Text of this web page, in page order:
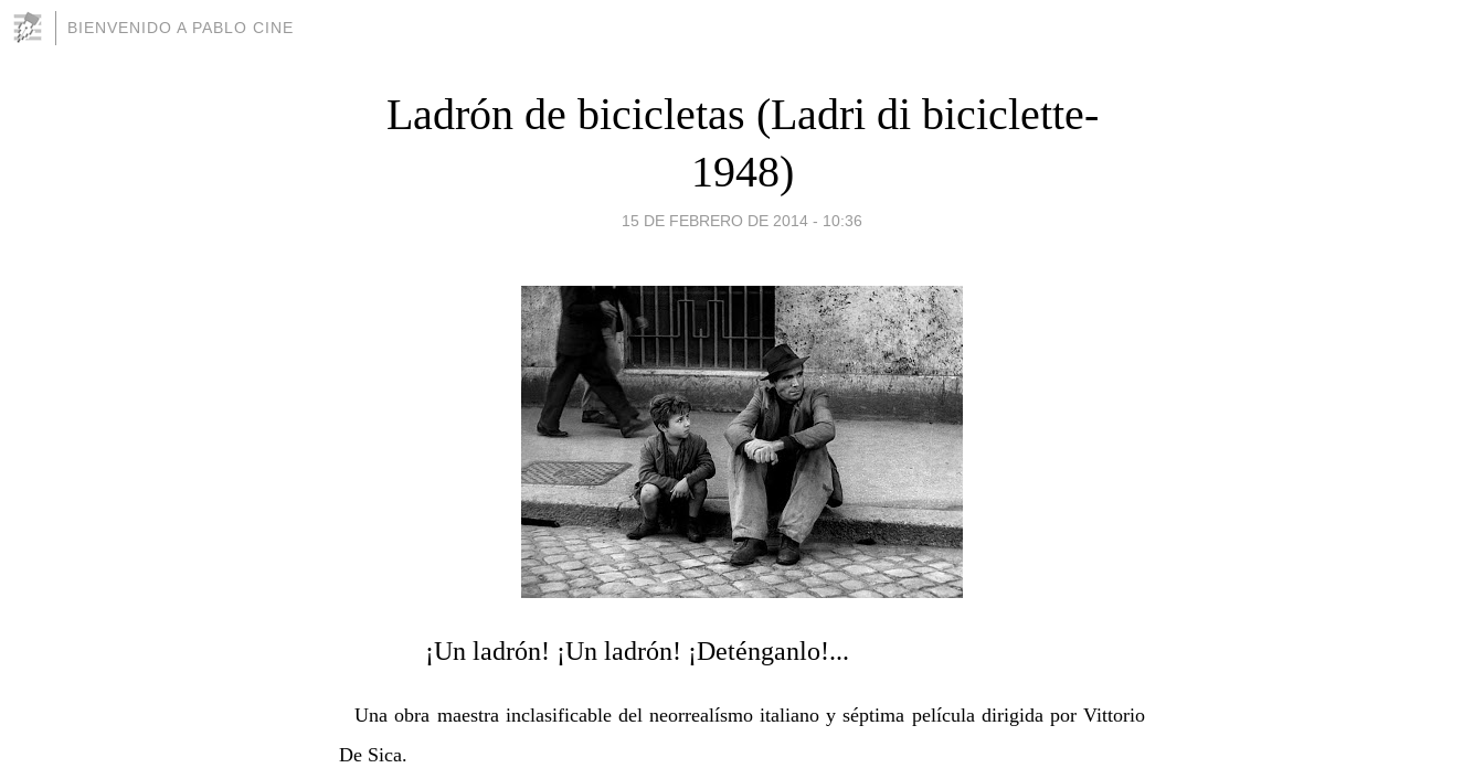
BIENVENIDO A PABLO CINE
Ladrón de bicicletas (Ladri di biciclette-
1948)
15 DE FEBRERO DE 2014 - 10:36
¡Un ladrón! ¡Un ladrón! ¡Deténganlo!...
Una obra maestra inclasificable del neorrealísmo italiano y séptima película dirigida por Vittorio
De Sica.